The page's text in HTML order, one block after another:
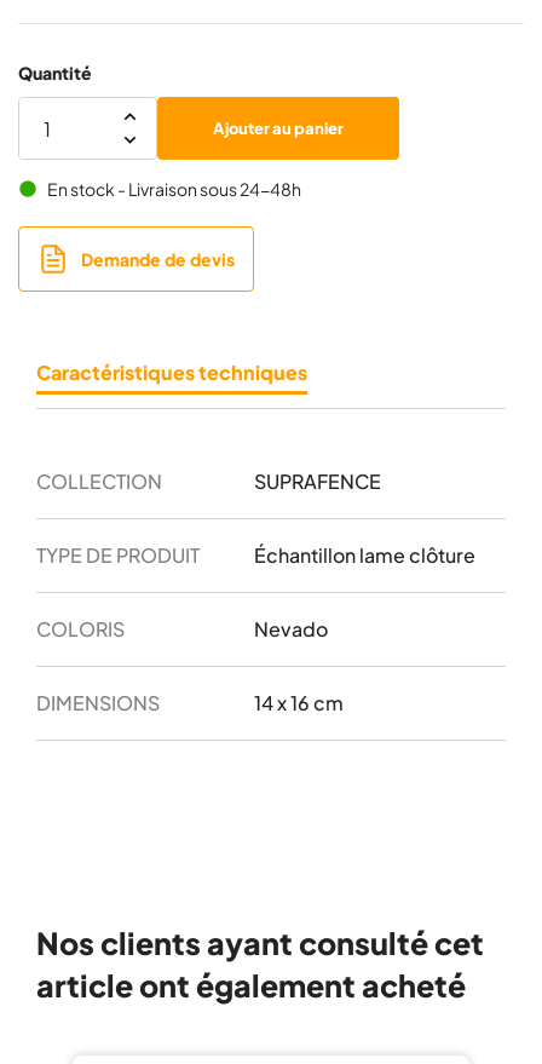
Quantité
Ajouter au panier
brightness_1 En stock - Livraison sous 24-48h
Demande de devis
Caractéristiques techniques
COLLECTION SUPRAFENCE
TYPE DE PRODUIT Échantillon lame clôture
COLORIS Nevado
DIMENSIONS 14 x 16 cm
Nos clients ayant consulté cet
article ont également acheté